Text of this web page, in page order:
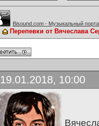
Bisound.com - Музыкальный
Перепевки от Вячеслава
19.01.2018, 10:00